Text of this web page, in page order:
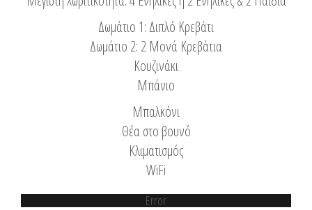
Δωμάτιο 1: Διπλό Κρεβάτι
Δωμάτιο 2: 2 Μονά Κρεβάτια
Κουζινάκι
Μπάνιο
Μπαλκόνι
Θέα στο βουνό
Κλιματισμός
WiFi
Error